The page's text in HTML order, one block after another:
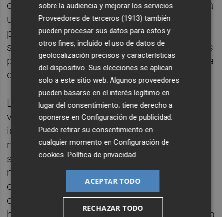
cancerosas, ese reconocimiento falla y se da
una proliferación de tejidos cancerosos, es
posible modificar los anticuerpos de
superficie en linfocitos del paciente, tratados
por ingeniería genética y reimplantarlos, para
que desencadenen la respuesta inmune.
Los expertos tratan, en primer lugar, de
visualizar como se transmite la señal de
identificación de antígenos en el receptor
natural para elucidar este mecanismo. Una
segunda fase consistiría, una vez aclarado el
mecanismo de transducción de la señal en
el interior del linfocito T, diseñar
computacionalmente proteínas que lleguen
hasta el interior de la célula donde se inicia la
sobre la audiencia y mejorar los servicios.
Proveedores de terceros (1913) también
pueden procesar sus datos para estos y
otros fines, incluido el uso de datos de
geolocalización precisos y características
del dispositivo. Sus elecciones se aplican
solo a este sitio web. Algunos proveedores
pueden basarse en el interés legítimo en
lugar del consentimiento; tiene derecho a
oponerse enConfiguración de publicidad.
Puede retirar su consentimiento en
cualquier momento enConfiguración de
cookies.Política de privacidad
ACEPTAR TODO
RECHAZAR TODO